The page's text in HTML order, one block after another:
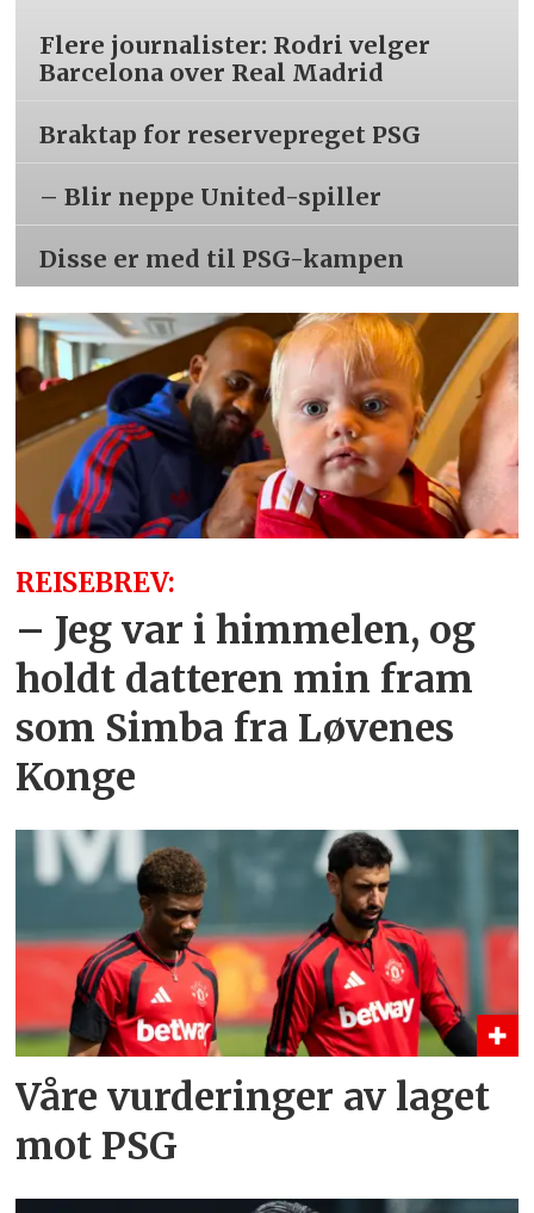
Flere journalister: Rodri velger
Barcelona over Real Madrid
Braktap for reservepreget PSG
– Blir neppe United-spiller
Disse er med til PSG-kampen
REISEBREV:
– Jeg var i himmelen, og
holdt datteren min fram
som Simba fra Løvenes
Konge
Våre vurderinger av laget
mot PSG